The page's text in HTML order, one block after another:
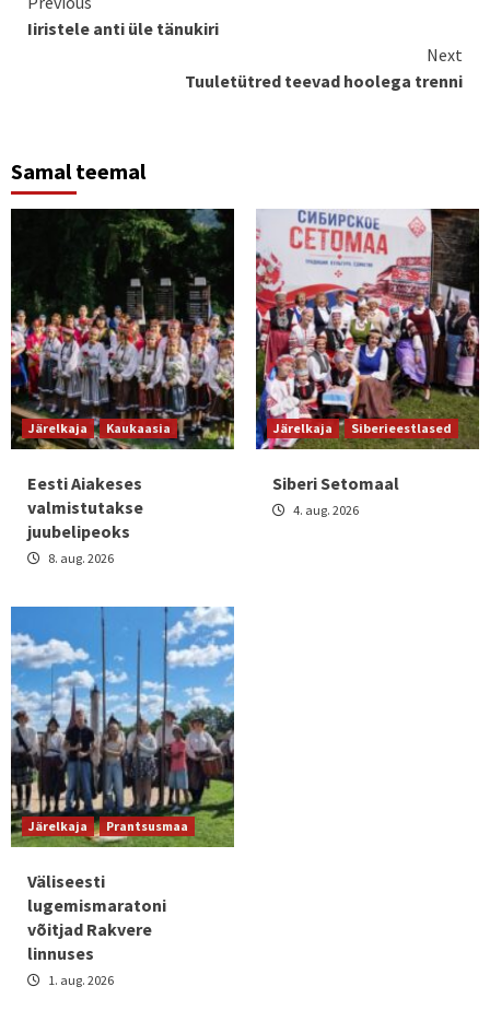
Reading
Iiristele anti üle tänukiri
Next
Tuuletütred teevad hoolega trenni
Samal teemal
Järelkaja Kaukaasia
Eesti Aiakeses
valmistutakse
juubelipeoks
8. aug. 2026
Järelkaja Siberieestlased
Siberi Setomaal
4. aug. 2026
Järelkaja Prantsusmaa
Väliseesti
lugemismaratoni
võitjad Rakvere
linnuses
1. aug. 2026